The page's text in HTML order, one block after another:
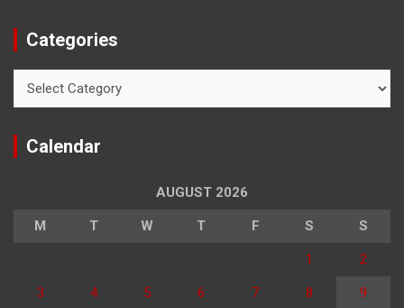
Categories
Calendar
AUGUST 2026
M T W T F S S
1 2
3 4 5 6 7 8 9